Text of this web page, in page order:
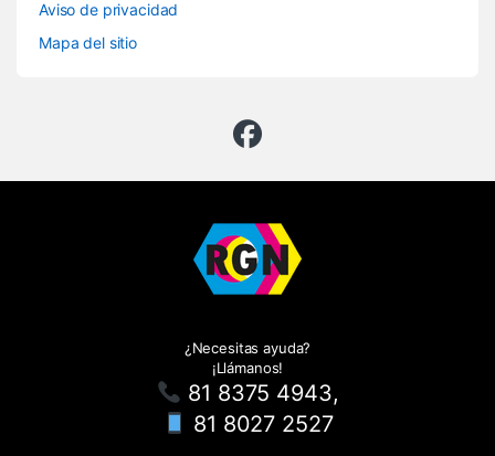
Aviso de privacidad
Mapa del sitio
¿Necesitas ayuda?
¡Llámanos!
81 8375 4943,
81 8027 2527